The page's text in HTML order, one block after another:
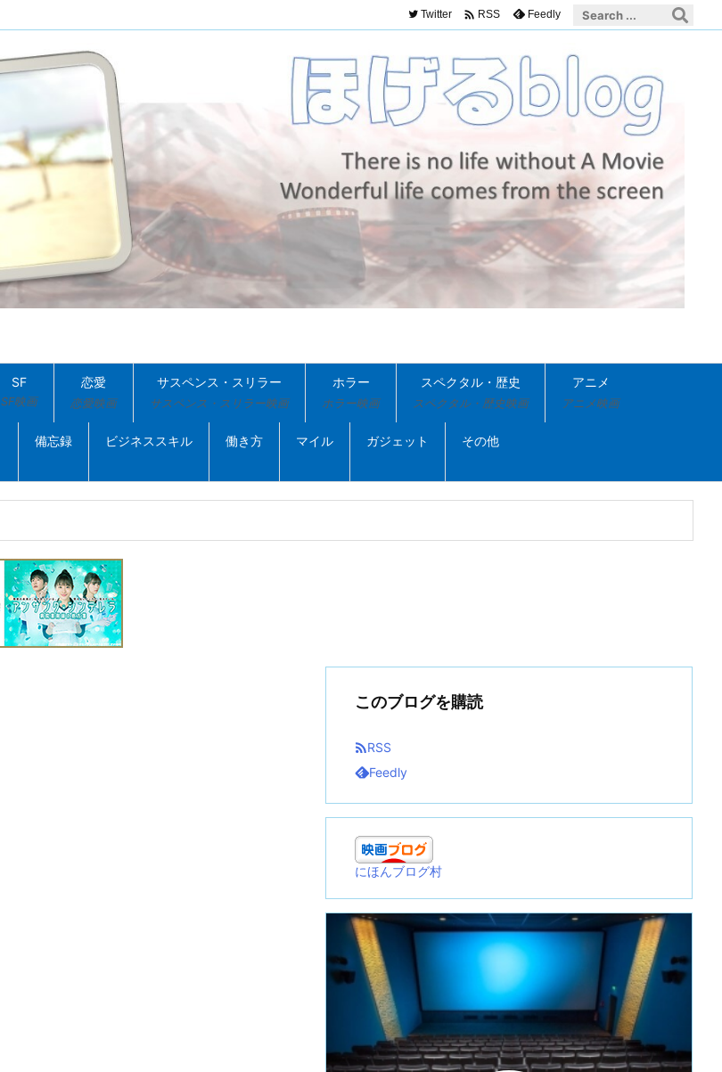
SF
SF映画
恋愛
恋愛映画
サスペンス・スリラー
サスペンス・スリラー映画
ホラー
ホラー映画
スペクタル・歴史
スペクタル・歴史映画
アニメ
アニメ映画
備忘録 ビジネススキル 働き方 マイル ガジェット その他
Twitter  RSS Feedly
このブログを購読
RSS
Feedly
にほんブログ村